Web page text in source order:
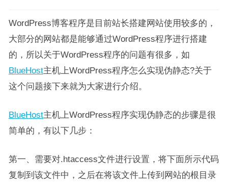
WordPress博客程序是目前站长搭建网站使用较多的，
大部分的网站都是能够通过WordPress程序进行搭建
的，所以关于WordPress程序的问题有很多，如
BlueHost主机上WordPress程序怎么实现伪静态?关于
这个问题接下来就为大家进行介绍。
BlueHost主机上WordPress程序实现伪静态的步骤是很
简单的，有以下几步：
第一、需要对.htaccess文件进行设置，将下面所示代码
复制到该文件中，之后在将该文件上传到网站的根目录